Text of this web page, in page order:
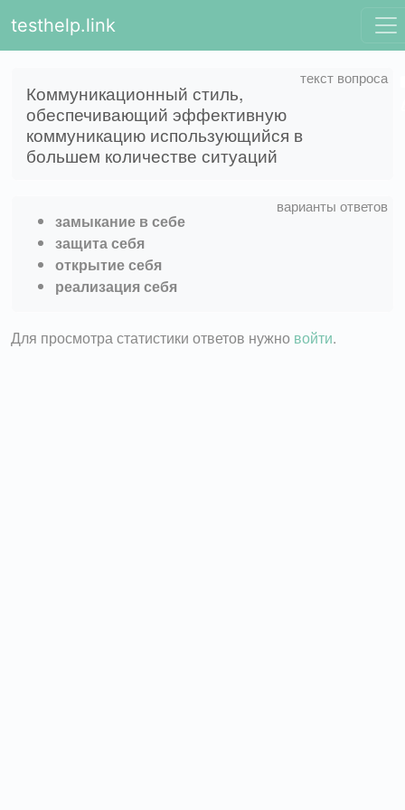
testhelp.link
Коммуникационный стиль,
обеспечивающий эффективную
коммуникацию использующийся в
большем количестве ситуаций
замыкание в себе
защита себя
открытие себя
реализация себя
Для просмотра статистики ответов нужно войти.